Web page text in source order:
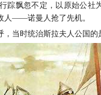
踪飘忽不定，以原始公
人——诺曼人抢了先机。
当时统治斯拉夫人公国